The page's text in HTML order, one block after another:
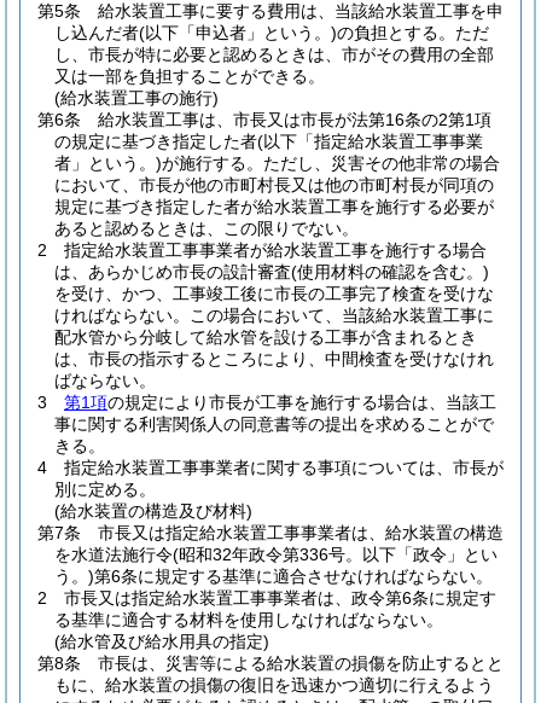
第5条
給水装置工事に要する費用は、当該給水装置工事を申
し込んだ者(以下「申込者」という。)の負担とする。 ただ
し、市長が特に必要と認めるときは、市がその費用の全部
又は一部を負担することができる。
(給水装置工事の施行)
第6条
給水装置工事は、市長又は市長が法第16条の2第1項
の規定に基づき指定した者(以下「指定給水装置工事事業
者」という。)が施行する。 ただし、災害その他非常の場合
において、市長が他の市町村長又は他の市町村長が同項の
規定に基づき指定した者が給水装置工事を施行する必要が
あると認めるときは、この限りでない。
2
指定給水装置工事事業者が給水装置工事を施行する場合
は、あらかじめ市長の設計審査(使用材料の確認を含む。)
を受け、かつ、工事竣工後に市長の工事完了検査を受けな
ければならない。
この場合において、当該給水装置工事に
配水管から分岐して給水管を設ける工事が含まれるとき
は、市長の指示するところにより、中間検査を受けなけれ
ばならない。
3
第1項の規定により市長が工事を施行する場合は、当該工
事に関する利害関係人の同意書等の提出を求めることがで
きる。
4
指定給水装置工事事業者に関する事項については、市長が
別に定める。
(給水装置の構造及び材料)
第7条
市長又は指定給水装置工事事業者は、給水装置の構造
を水道法施行令(昭和32年政令第336号。以下「政令」とい
う。)第6条に規定する基準に適合させなければならない。
2
市長又は指定給水装置工事事業者は、政令第6条に規定す
る基準に適合する材料を使用しなければならない。
(給水管及び給水用具の指定)
第8条
市長は、災害等による給水装置の損傷を防止するとと
もに、給水装置の損傷の復旧を迅速かつ適切に行えるよう